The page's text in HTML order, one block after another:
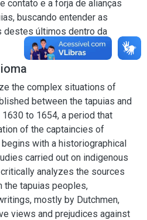
contato e a forja de alianças
buscando entender as
últimos dentro da
the complex situations of
between the tapuias and
to 1654, a period that
of the captaincies of
with a historiographical
carried out on indigenous
analyzes the sources
the tapuias peoples,
mostly by Dutchmen,
views and prejudices against